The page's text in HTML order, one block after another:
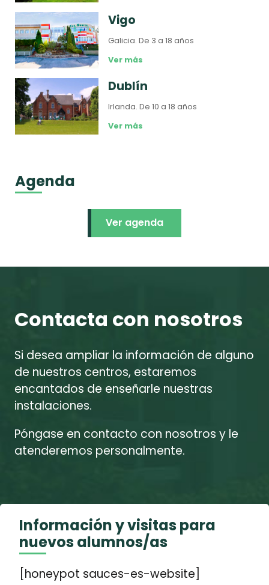
Vigo
Galicia.De 3 a 18 años
Ver más
Dublín
Irlanda.De 10 a 18 años
Ver más
Agenda
Ver agenda
Contacta con nosotros
Si desea ampliar la información de alguno
de nuestros centros, estaremos
encantados de enseñarle nuestras
instalaciones.
Póngase en contacto con nosotros y le
atenderemos personalmente.
Información y visitas para
nuevos alumnos/as
[honeypot sauces-es-website]